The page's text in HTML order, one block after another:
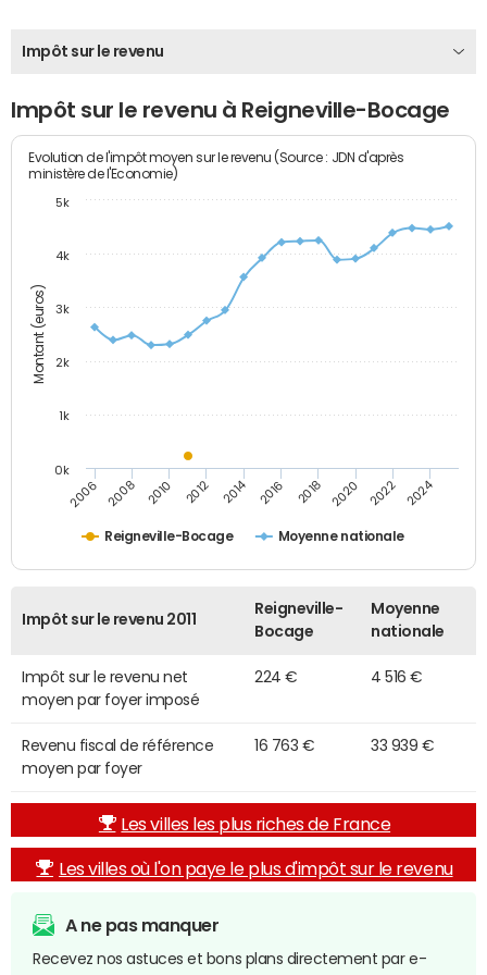
Impôt sur le revenu
Impôt sur le revenu à Reigneville-Bocage
Montant (euros)
Evolution de l'impôt moyen sur le revenu (Source : JDN d'après
ministère de l'Economie)
Reigneville-Bocage Moyenne nationale
2006 2008 2010 2012 2014 2016 2018 2020 2022 2024
0k
1k
2k
3k
4k
5k
Impôt sur le revenu 2011
Reigneville-
Bocage
Moyenne
nationale
Impôt sur le revenu net
moyen par foyer imposé
224 € 4 516 €
Revenu fiscal de référence
moyen par foyer
16 763 € 33 939 €
Les villes les plus riches de France
Les villes où l'on paye le plus d'impôt sur le revenu
A ne pas manquer
Recevez nos astuces et bons plans directement par e-